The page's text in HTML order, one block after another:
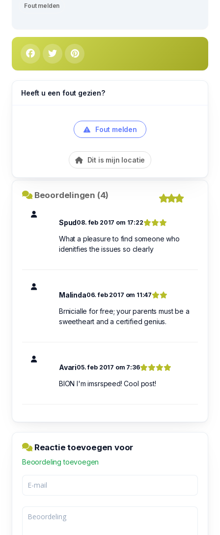
Fout melden
Heeft u een fout gezien?
Fout melden
Dit is mijn locatie
Beoordelingen (4)
Spud08. feb 2017 om 17:22
What a pleasure to find someone who
idenitfies the issues so clearly
Malinda06. feb 2017 om 11:47
Brnicialle for free; your parents must be a
sweetheart and a certified genius.
Avari05. feb 2017 om 7:36
BION I'm imsrspeed! Cool post!
Reactie toevoegen voor
Beoordeling toevoegen